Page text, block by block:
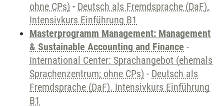
ohne CPs) - Deutsch als Fremdsprache (DaF).
Intensivkurs Einführung B1
Masterprogramm Management: Management
& Sustainable Accounting and Finance -
International Center: Sprachangebot (ehemals
Sprachenzentrum; ohne CPs) - Deutsch als
Fremdsprache (DaF). Intensivkurs Einführung
B1